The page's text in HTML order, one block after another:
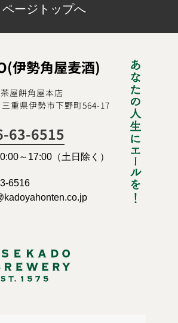
ページトップへ
伊勢角屋麦酒)
屋餅角屋本店
重県伊勢市下野町564-17
63-6515
～17:00（土日除く）
6516